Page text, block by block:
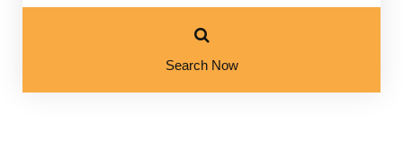
Search Now